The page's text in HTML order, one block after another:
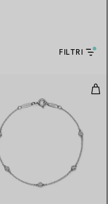
FILTRI
cerchio con diamanti